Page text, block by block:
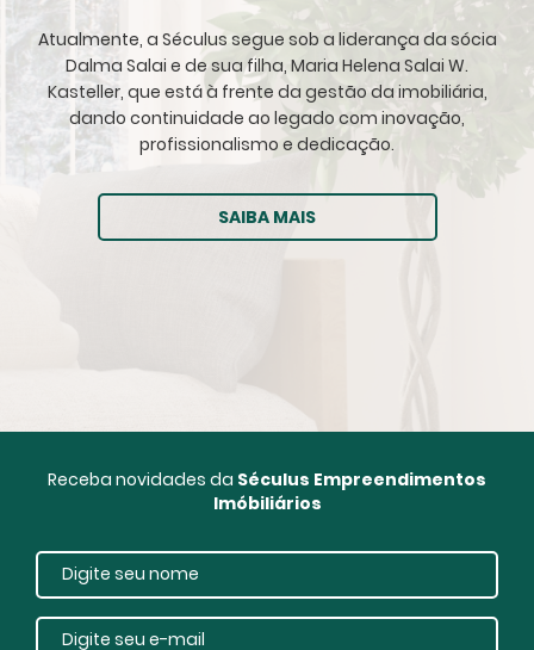
Atualmente, a Séculus segue sob a liderança da sócia
Dalma Salai e de sua filha, Maria Helena Salai W.
Kasteller, que está à frente da gestão da imobiliária,
dando continuidade ao legado com inovação,
profissionalismo e dedicação.
SAIBA MAIS
Receba novidades da Séculus Empreendimentos
Imóbiliários